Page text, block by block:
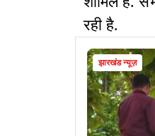
रही है.
झारखंड न्यूज़